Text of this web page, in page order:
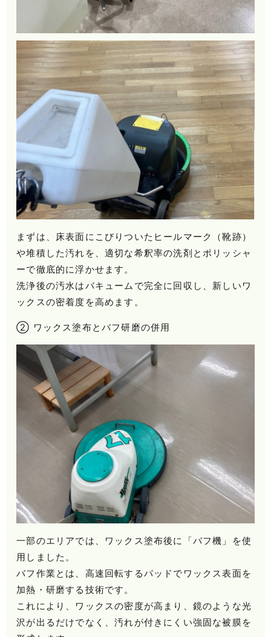
まずは、床表面にこびりついたヒールマーク（靴跡）
や堆積した汚れを、適切な希釈率の洗剤とポリッシャ
ーで徹底的に浮かせます。
洗浄後の汚水はバキュームで完全に回収し、新しいワ
ックスの密着度を高めます。
② ワックス塗布とバフ研磨の併用
一部のエリアでは、ワックス塗布後に「バフ機」を使
用しました。
バフ作業とは、高速回転するパッドでワックス表面を
加熱・研磨する技術です。
これにより、ワックスの密度が高まり、鏡のような光
沢が出るだけでなく、汚れが付きにくい強固な被膜を